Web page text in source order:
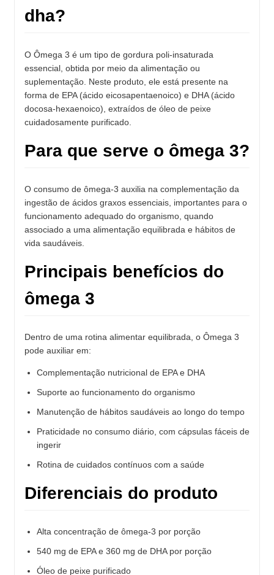
dha?
O Ômega 3 é um tipo de gordura poli-insaturada
essencial, obtida por meio da alimentação ou
suplementação. Neste produto, ele está presente na
forma de EPA (ácido eicosapentaenoico) e DHA (ácido
docosa-hexaenoico), extraídos de óleo de peixe
cuidadosamente purificado.
Para que serve o ômega 3?
O consumo de ômega-3 auxilia na complementação da
ingestão de ácidos graxos essenciais, importantes para o
funcionamento adequado do organismo, quando
associado a uma alimentação equilibrada e hábitos de
vida saudáveis.
Principais benefícios do
ômega 3
Dentro de uma rotina alimentar equilibrada, o Ômega 3
pode auxiliar em:
Complementação nutricional de EPA e DHA
Suporte ao funcionamento do organismo
Manutenção de hábitos saudáveis ao longo do tempo
Praticidade no consumo diário, com cápsulas fáceis de
ingerir
Rotina de cuidados contínuos com a saúde
Diferenciais do produto
Alta concentração de ômega-3 por porção
540 mg de EPA e 360 mg de DHA por porção
Óleo de peixe purificado